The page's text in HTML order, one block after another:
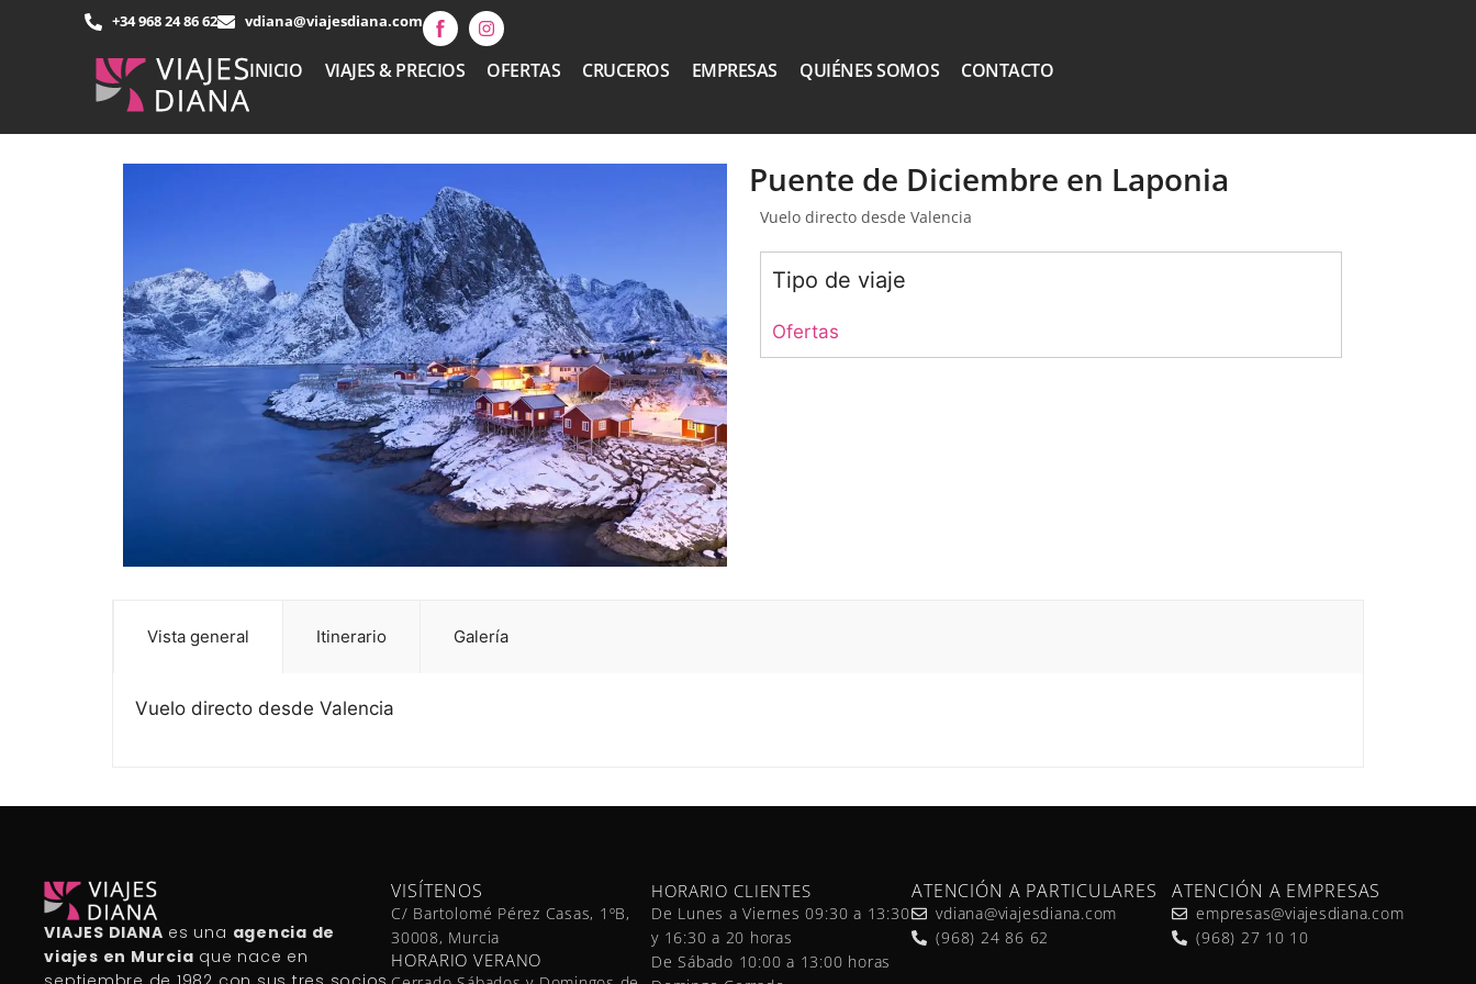
+34 968 24 86 62 vdiana@viajesdiana.com
INICIO VIAJES & PRECIOS OFERTAS CRUCEROS EMPRESAS QUIÉNES SOMOS CONTACTO
Puente de Diciembre en Laponia
Vuelo directo desde Valencia
Tipo de viaje
Ofertas
Vista general Itinerario Galería
Vuelo directo desde Valencia
VIAJES DIANA es una agencia de
viajes en Murcia que nace en
VISÍTENOS
C/ Bartolomé Pérez Casas, 1ºB,
30008, Murcia
HORARIO VERANO
HORARIO CLIENTES
De Lunes a Viernes 09:30 a 13:30
y 16:30 a 20 horas
De Sábado 10:00 a 13:00 horas
ATENCIÓN A PARTICULARES
vdiana@viajesdiana.com
(968) 24 86 62
ATENCIÓN A EMPRESAS
empresas@viajesdiana.com
(968) 27 10 10